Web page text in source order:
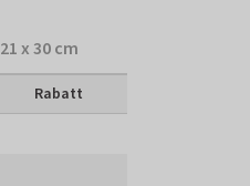
21 x 30 cm
Rabatt